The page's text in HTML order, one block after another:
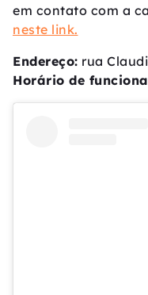
em contato com a
neste link.
Endereço: rua
Horário de